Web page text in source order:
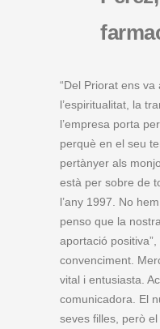
“Del Priorat ens
l’espiritualitat, la
l’empresa porta
perquè en el seu
pertànyer als
està per sobre de
l’any 1997. No
penso que la
aportació
convenciment.
vital i entusiasta.
comunicadora. El
seves filles, però